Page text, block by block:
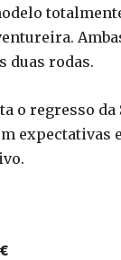
duas rodas.
o regresso
expectativas